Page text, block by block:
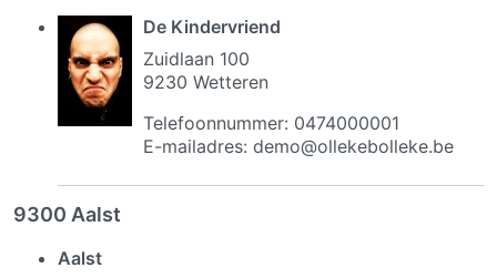
De Kindervriend
Zuidlaan 100
9230 Wetteren
Telefoonnummer: 0474000001
E-mailadres: demo@ollekebolleke.be
9300 Aalst
Aalst